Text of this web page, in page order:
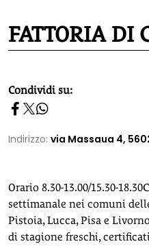
FATTORIA DI
homepage h2
Condividi su:
Indirizzo: via Massaua 4,
Orario 8.30-13.00/15.30-
settimanale nei comuni
Pistoia, Lucca, Pisa e
di stagione freschi,